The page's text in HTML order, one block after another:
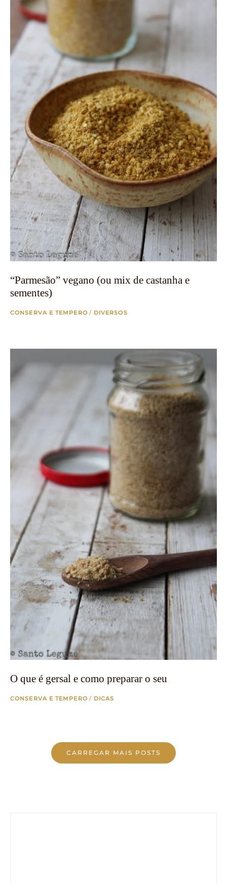
“Parmesão” vegano (ou mix de castanha e
sementes)
CONSERVA E TEMPERO / DIVERSOS
O que é gersal e como preparar o seu
CONSERVA E TEMPERO / DICAS
Navigation
CARREGAR MAIS POSTS